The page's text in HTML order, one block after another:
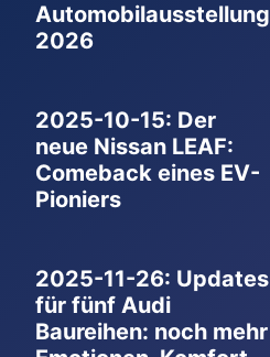
Automobilausstellung
2026
2025-10-15: Der
neue Nissan LEAF:
Comeback eines EV-
Pioniers
2025-11-26: Updates
für fünf Audi
Baureihen: noch mehr